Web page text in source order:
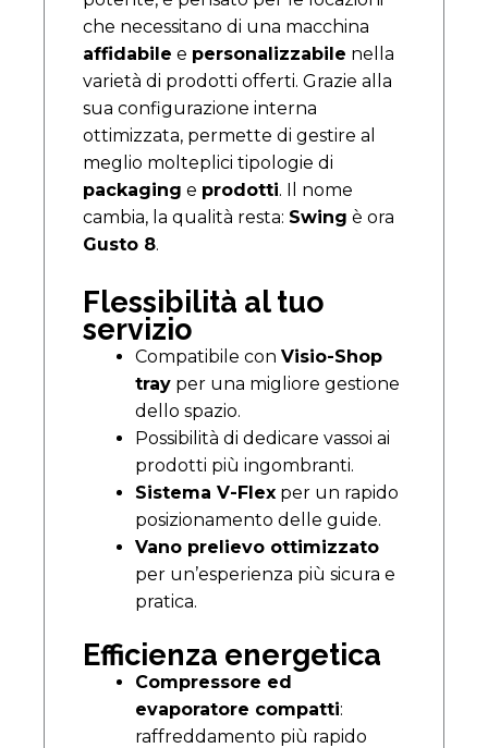
che necessitano di una macchina
affidabile e personalizzabile nella
varietà di prodotti offerti. Grazie alla
sua configurazione interna
ottimizzata, permette di gestire al
meglio molteplici tipologie di
packaging e prodotti. Il nome
cambia, la qualità resta: Swing è ora
Gusto 8.
Flessibilità al tuo
servizio
Compatibile con Visio-Shop
tray per una migliore gestione
dello spazio.
Possibilità di dedicare vassoi ai
prodotti più ingombranti.
Sistema V-Flex per un rapido
posizionamento delle guide.
Vano prelievo ottimizzato
per un’esperienza più sicura e
pratica.
Efficienza energetica
Compressore ed
evaporatore compatti:
raffreddamento più rapido